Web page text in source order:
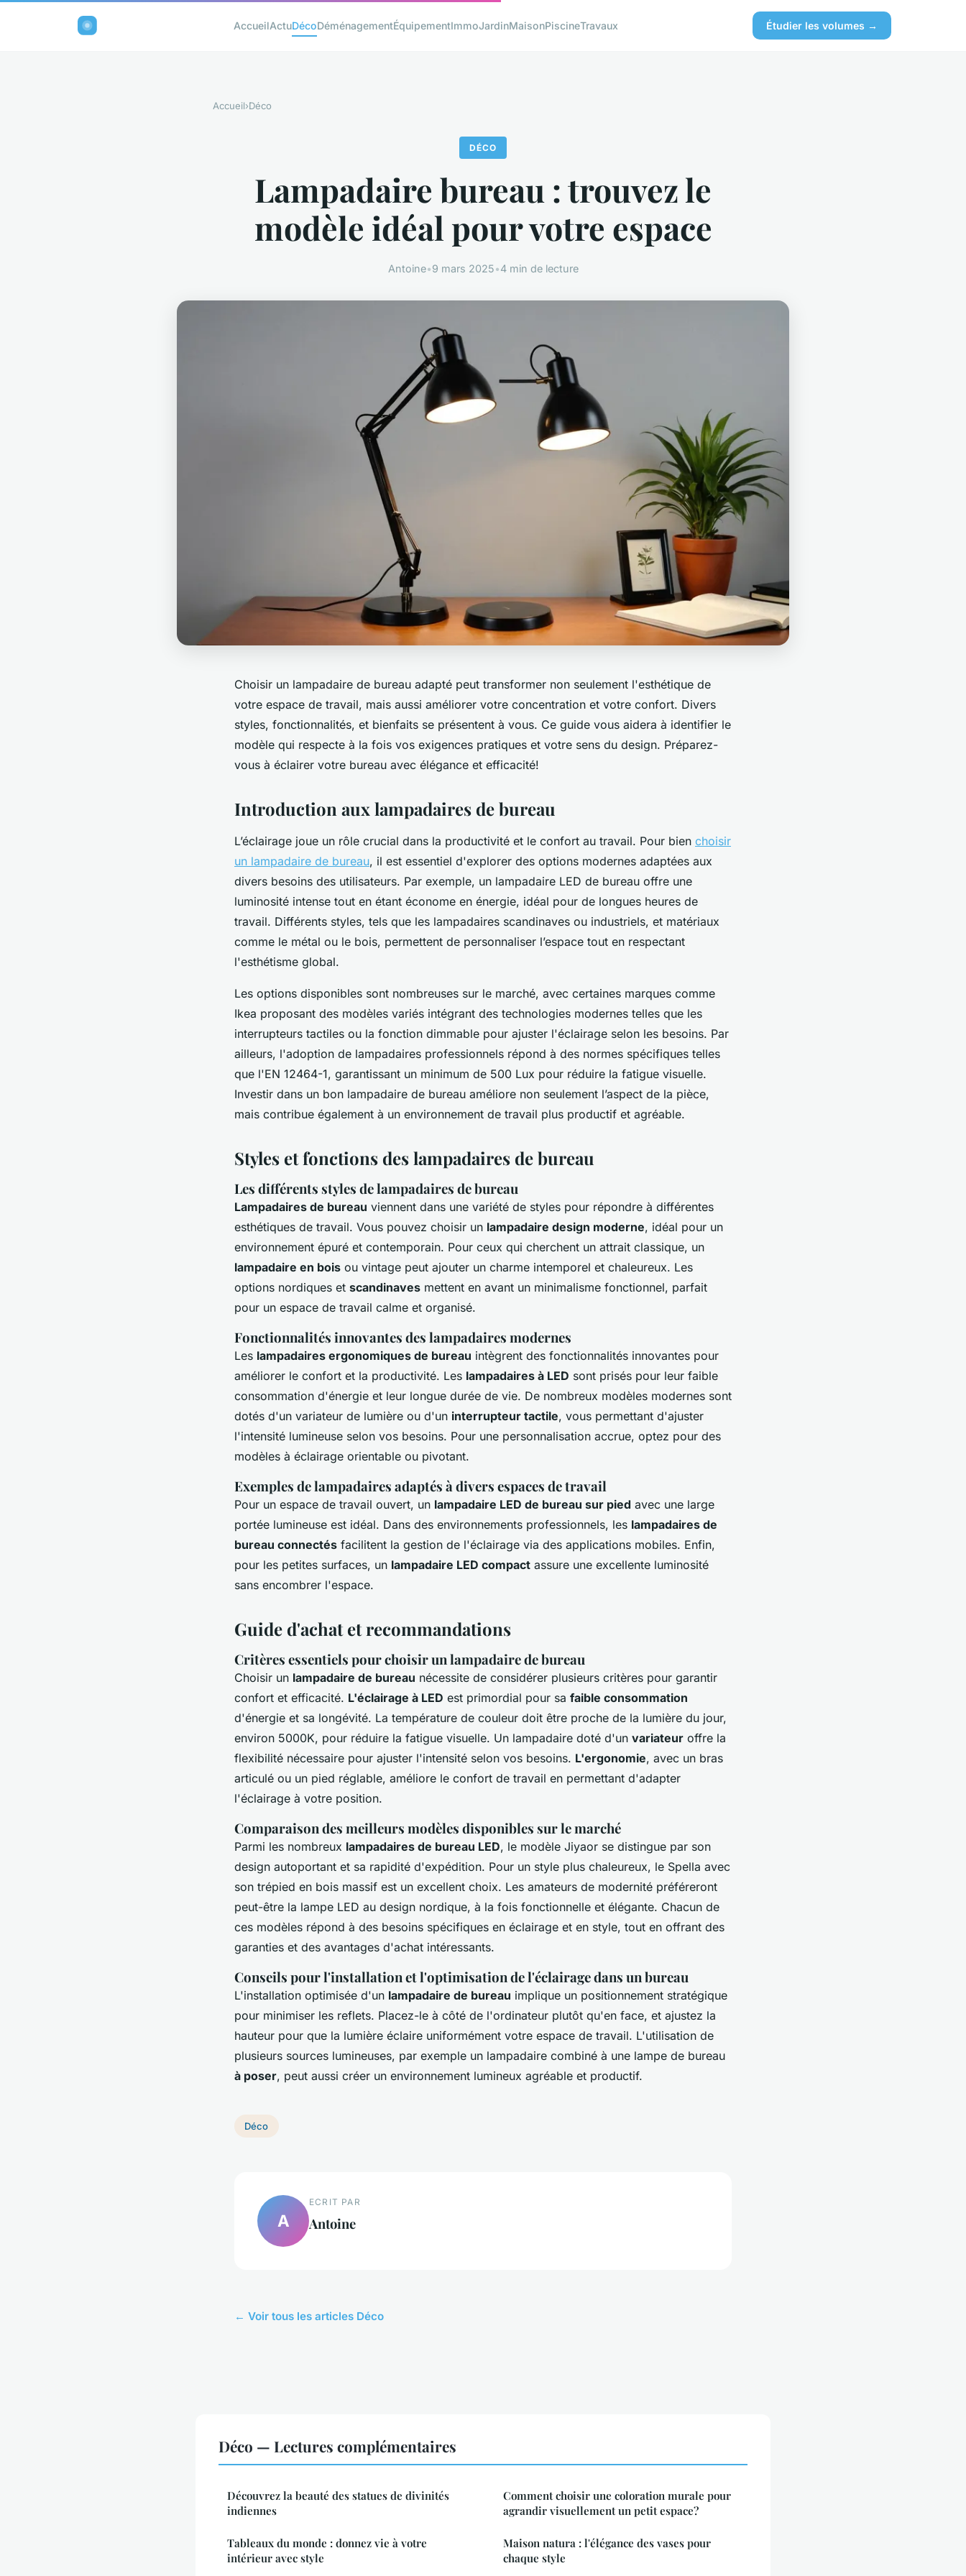
AccueilActuDécoDéménagementÉquipementImmoJardinMaisonPiscineTravaux Étudier les volumes →
Accueil›Déco
DÉCO
Lampadaire bureau : trouvez le
modèle idéal pour votre espace
Antoine•9 mars 2025•4 min de lecture
Choisir un lampadaire de bureau adapté peut transformer non seulement l'esthétique de
votre espace de travail, mais aussi améliorer votre concentration et votre confort. Divers
styles, fonctionnalités, et bienfaits se présentent à vous. Ce guide vous aidera à identifier le
modèle qui respecte à la fois vos exigences pratiques et votre sens du design. Préparez-
vous à éclairer votre bureau avec élégance et efficacité!
Introduction aux lampadaires de bureau
L’éclairage joue un rôle crucial dans la productivité et le confort au travail. Pour bien choisir
un lampadaire de bureau, il est essentiel d'explorer des options modernes adaptées aux
divers besoins des utilisateurs. Par exemple, un lampadaire LED de bureau offre une
luminosité intense tout en étant économe en énergie, idéal pour de longues heures de
travail. Différents styles, tels que les lampadaires scandinaves ou industriels, et matériaux
comme le métal ou le bois, permettent de personnaliser l’espace tout en respectant
l'esthétisme global.
Les options disponibles sont nombreuses sur le marché, avec certaines marques comme
Ikea proposant des modèles variés intégrant des technologies modernes telles que les
interrupteurs tactiles ou la fonction dimmable pour ajuster l'éclairage selon les besoins. Par
ailleurs, l'adoption de lampadaires professionnels répond à des normes spécifiques telles
que l'EN 12464-1, garantissant un minimum de 500 Lux pour réduire la fatigue visuelle.
Investir dans un bon lampadaire de bureau améliore non seulement l’aspect de la pièce,
mais contribue également à un environnement de travail plus productif et agréable.
Styles et fonctions des lampadaires de bureau
Les différents styles de lampadaires de bureau
Lampadaires de bureau viennent dans une variété de styles pour répondre à différentes
esthétiques de travail. Vous pouvez choisir un lampadaire design moderne, idéal pour un
environnement épuré et contemporain. Pour ceux qui cherchent un attrait classique, un
lampadaire en bois ou vintage peut ajouter un charme intemporel et chaleureux. Les
options nordiques et scandinaves mettent en avant un minimalisme fonctionnel, parfait
pour un espace de travail calme et organisé.
Fonctionnalités innovantes des lampadaires modernes
Les lampadaires ergonomiques de bureau intègrent des fonctionnalités innovantes pour
améliorer le confort et la productivité. Les lampadaires à LED sont prisés pour leur faible
consommation d'énergie et leur longue durée de vie. De nombreux modèles modernes sont
dotés d'un variateur de lumière ou d'un interrupteur tactile, vous permettant d'ajuster
l'intensité lumineuse selon vos besoins. Pour une personnalisation accrue, optez pour des
modèles à éclairage orientable ou pivotant.
Exemples de lampadaires adaptés à divers espaces de travail
Pour un espace de travail ouvert, un lampadaire LED de bureau sur pied avec une large
portée lumineuse est idéal. Dans des environnements professionnels, les lampadaires de
bureau connectés facilitent la gestion de l'éclairage via des applications mobiles. Enfin,
pour les petites surfaces, un lampadaire LED compact assure une excellente luminosité
sans encombrer l'espace.
Guide d'achat et recommandations
Critères essentiels pour choisir un lampadaire de bureau
Choisir un lampadaire de bureau nécessite de considérer plusieurs critères pour garantir
confort et efficacité. L'éclairage à LED est primordial pour sa faible consommation
d'énergie et sa longévité. La température de couleur doit être proche de la lumière du jour,
environ 5000K, pour réduire la fatigue visuelle. Un lampadaire doté d'un variateur offre la
flexibilité nécessaire pour ajuster l'intensité selon vos besoins. L'ergonomie, avec un bras
articulé ou un pied réglable, améliore le confort de travail en permettant d'adapter
l'éclairage à votre position.
Comparaison des meilleurs modèles disponibles sur le marché
Parmi les nombreux lampadaires de bureau LED, le modèle Jiyaor se distingue par son
design autoportant et sa rapidité d'expédition. Pour un style plus chaleureux, le Spella avec
son trépied en bois massif est un excellent choix. Les amateurs de modernité préféreront
peut-être la lampe LED au design nordique, à la fois fonctionnelle et élégante. Chacun de
ces modèles répond à des besoins spécifiques en éclairage et en style, tout en offrant des
garanties et des avantages d'achat intéressants.
Conseils pour l'installation et l'optimisation de l'éclairage dans un bureau
L'installation optimisée d'un lampadaire de bureau implique un positionnement stratégique
pour minimiser les reflets. Placez-le à côté de l'ordinateur plutôt qu'en face, et ajustez la
hauteur pour que la lumière éclaire uniformément votre espace de travail. L'utilisation de
plusieurs sources lumineuses, par exemple un lampadaire combiné à une lampe de bureau
à poser, peut aussi créer un environnement lumineux agréable et productif.
Déco
A
ECRIT PAR
Antoine
← Voir tous les articles Déco
Déco — Lectures complémentaires
Découvrez la beauté des statues de divinités
indiennes
Tableaux du monde : donnez vie à votre
intérieur avec style
Comment choisir une coloration murale pour
agrandir visuellement un petit espace?
Maison natura : l'élégance des vases pour
chaque style